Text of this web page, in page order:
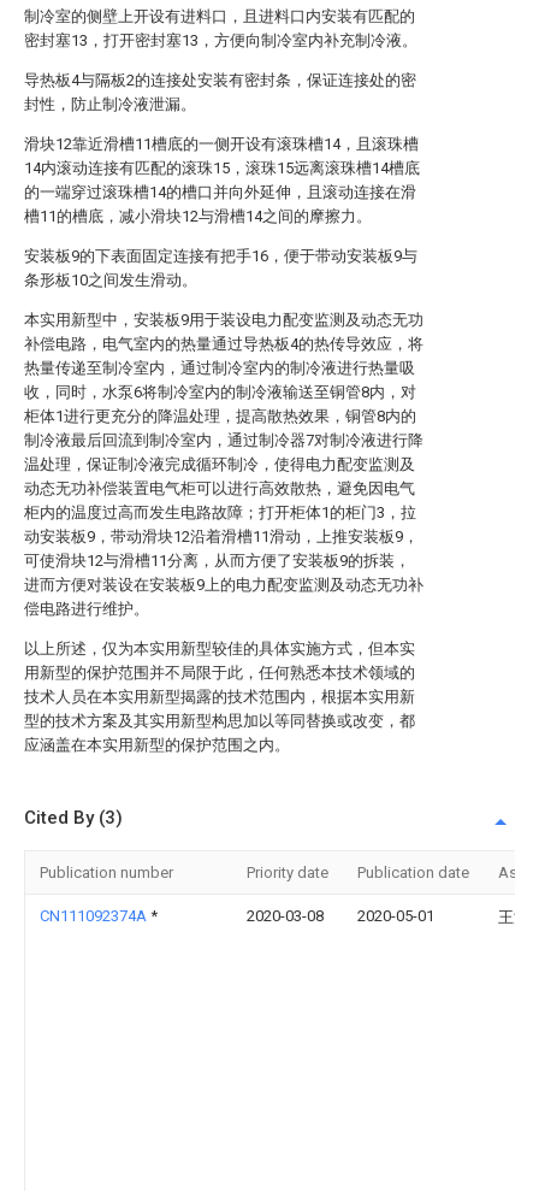
制冷室的侧壁上开设有进料口，且进料口内安装有匹配的
密封塞13，打开密封塞13，方便向制冷室内补充制冷液。
导热板4与隔板2的连接处安装有密封条，保证连接处的密
封性，防止制冷液泄漏。
滑块12靠近滑槽11槽底的一侧开设有滚珠槽14，且滚珠槽
14内滚动连接有匹配的滚珠15，滚珠15远离滚珠槽14槽底
的一端穿过滚珠槽14的槽口并向外延伸，且滚动连接在滑
槽11的槽底，减小滑块12与滑槽14之间的摩擦力。
安装板9的下表面固定连接有把手16，便于带动安装板9与
条形板10之间发生滑动。
本实用新型中，安装板9用于装设电力配变监测及动态无功
补偿电路，电气室内的热量通过导热板4的热传导效应，将
热量传递至制冷室内，通过制冷室内的制冷液进行热量吸
收，同时，水泵6将制冷室内的制冷液输送至铜管8内，对
柜体1进行更充分的降温处理，提高散热效果，铜管8内的
制冷液最后回流到制冷室内，通过制冷器7对制冷液进行降
温处理，保证制冷液完成循环制冷，使得电力配变监测及
动态无功补偿装置电气柜可以进行高效散热，避免因电气
柜内的温度过高而发生电路故障；打开柜体1的柜门3，拉
动安装板9，带动滑块12沿着滑槽11滑动，上推安装板9，
可使滑块12与滑槽11分离，从而方便了安装板9的拆装，
进而方便对装设在安装板9上的电力配变监测及动态无功补
偿电路进行维护。
以上所述，仅为本实用新型较佳的具体实施方式，但本实
用新型的保护范围并不局限于此，任何熟悉本技术领域的
技术人员在本实用新型揭露的技术范围内，根据本实用新
型的技术方案及其实用新型构思加以等同替换或改变，都
应涵盖在本实用新型的保护范围之内。
Cited By (3)
Publication number Priority date Publication date
CN111092374A * 2020-03-08 2020-05-01 王波